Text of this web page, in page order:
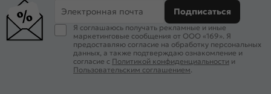
Электронная почта Подписаться
Я соглашаюсь получать рекламные и иные
маркетинговые сообщения от ООО «169». Я
предоставляю согласие на обработку персональных
данных, а также подтверждаю ознакомление и
согласие с Политикой конфиденциальности и
Пользовательским соглашением.